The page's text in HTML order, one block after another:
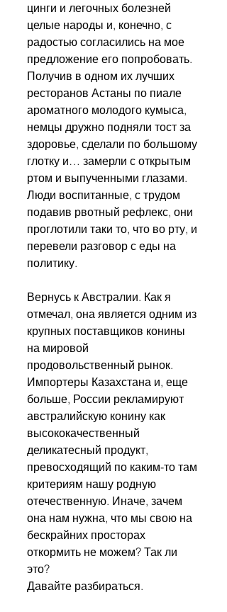
цинги и легочных болезней
целые народы и, конечно, с
радостью согласились на мое
предложение его попробовать.
Получив в одном их лучших
ресторанов Астаны по пиале
ароматного молодого кумыса,
немцы дружно подняли тост за
здоровье, сделали по большому
глотку и… замерли с открытым
ртом и выпученными глазами.
Люди воспитанные, с трудом
подавив рвотный рефлекс, они
проглотили таки то, что во рту, и
перевели разговор с еды на
политику.
Вернусь к Австралии. Как я
отмечал, она является одним из
крупных поставщиков конины
на мировой
продовольственный рынок.
Импортеры Казахстана и, еще
больше, России рекламируют
австралийскую конину как
высококачественный
деликатесный продукт,
превосходящий по каким-то там
критериям нашу родную
отечественную. Иначе, зачем
она нам нужна, что мы свою на
бескрайних просторах
откормить не можем? Так ли
это?
Давайте разбираться.